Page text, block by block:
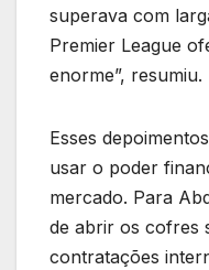
superava com
Premier League
enorme”, resumiu.
Esses
usar o poder
mercado. Para
de abrir os cofres
contratações